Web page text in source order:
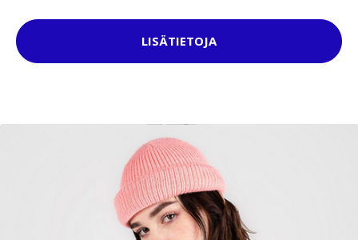
LISÄTIETOJA